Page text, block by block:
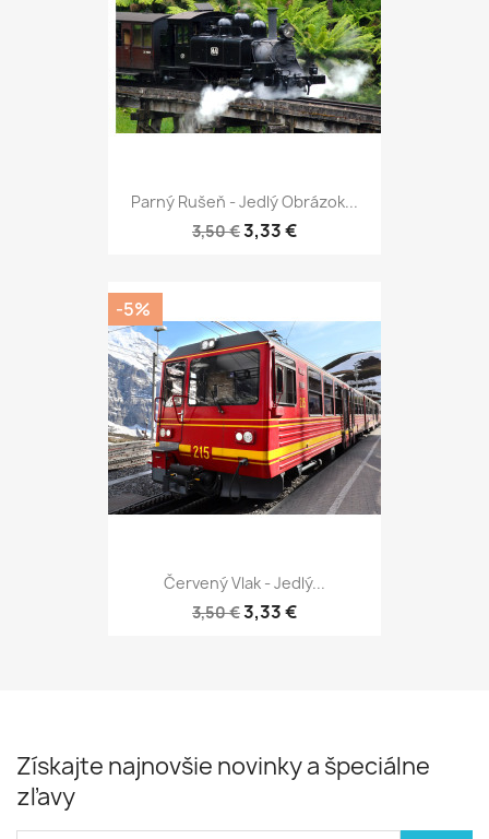
Parný Rušeň - Jedlý Obrázok...
3,50 €3,33 €
Červený Vlak - Jedlý...
3,50 €3,33 €
-5%
Získajte najnovšie novinky a špeciálne
zľavy